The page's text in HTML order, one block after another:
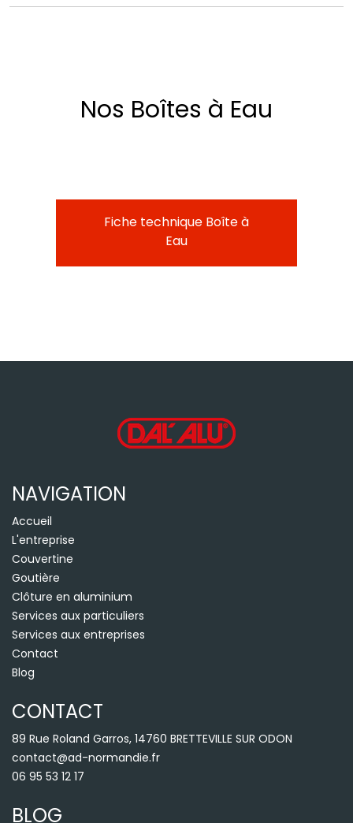
Nos Boîtes à Eau
Fiche technique Boîte à
Eau
NAVIGATION
Accueil
L'entreprise
Couvertine
Goutière
Clôture en aluminium
Services aux particuliers
Services aux entreprises
Contact
Blog
CONTACT
89 Rue Roland Garros, 14760 BRETTEVILLE SUR ODON
contact@ad-normandie.fr
06 95 53 12 17
BLOG